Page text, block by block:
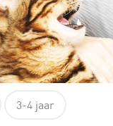
3-4 jaar